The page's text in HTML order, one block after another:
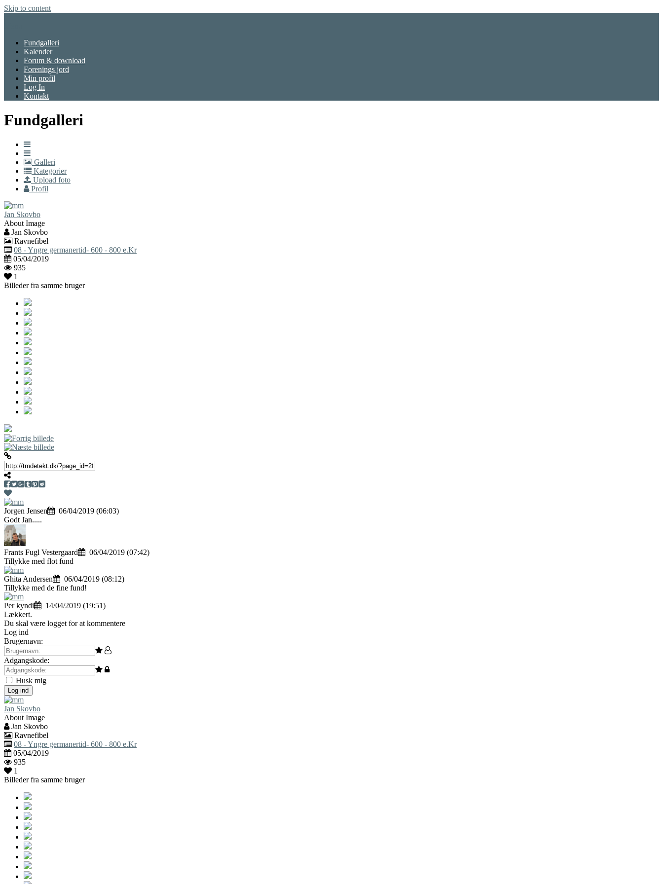
Skip to content
Fundgalleri
Kalender
Forum & download
Forenings jord
Min profil
Log In
Kontakt
Fundgalleri
Galleri
Kategorier
Upload foto
Profil
Jan Skovbo
About Image
Jan Skovbo
Ravnefibel
08 - Yngre germanertid- 600 - 800 e.Kr
05/04/2019
935
1
Billeder fra samme bruger
Jorgen Jensen
06/04/2019 (06:03)
Godt Jan.....
Frants Fugl Vestergaard
06/04/2019 (07:42)
Tillykke med flot fund
Ghita Andersen
06/04/2019 (08:12)
Tillykke med de fine fund!
Per kyndi
14/04/2019 (19:51)
Lækkert.
Du skal være logget for at kommentere
Log ind
Brugernavn:
Adgangskode:
Husk mig
Log ind
Jan Skovbo
About Image
Jan Skovbo
Ravnefibel
08 - Yngre germanertid- 600 - 800 e.Kr
05/04/2019
935
1
Billeder fra samme bruger